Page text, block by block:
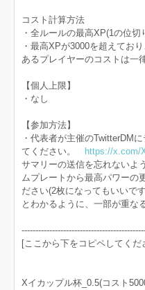
コスト計算方法
・全ルールの最高XP(1の位切
・最高XPが3000を超えてお
あるプレイヤーのコストは一
【個人上限】
・なし
【参加方法】
・代表者が主催のTwitterDM
てください。
https://x.com/
サマリーの送信を忘れないよ
ムプレートから最高パワーの
ださい(2枚になってもいいで
とわかるように、一部が重な
[ここから下をコピペしてくだ
Xイカップル杯_0.5(コスト